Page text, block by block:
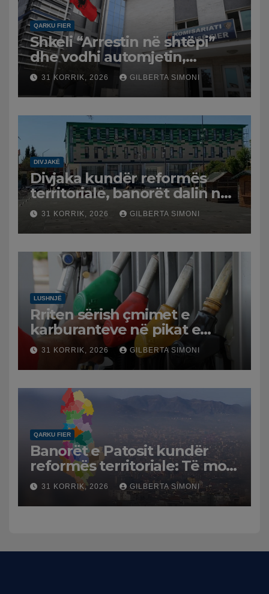
QARKU FIER
Shkeli “Arrestin në shtëpi”
dhe vodhi automjetin,
arrestohet 43-vjeçari
31 KORRIK, 2026 GILBERTA SIMONI
DIVJAKË
Divjaka kundër reformës
territoriale, banorët dalin në
protestë.
31 KORRIK, 2026 GILBERTA SIMONI
LUSHNJË
Rriten sërish çmimet e
karburanteve në pikat e
karburanteve në Lushnjë.
Tensionet në Lindjen e
Mesme shtrenjtojnë naftën
dhe benzinën në vend
31 KORRIK, 2026 GILBERTA SIMONI
QARKU FIER
Banorët e Patosit kundër
reformës territoriale: Të mos
humbasim identitetin e
qytetit
31 KORRIK, 2026 GILBERTA SIMONI